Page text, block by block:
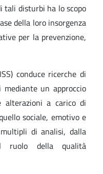
tali disturbi ha lo scopo
della loro insorgenza
per la prevenzione,
conduce ricerche di
un approccio
alterazioni a carico di
sociale, emotivo e
di analisi, dalla
ruolo della qualità